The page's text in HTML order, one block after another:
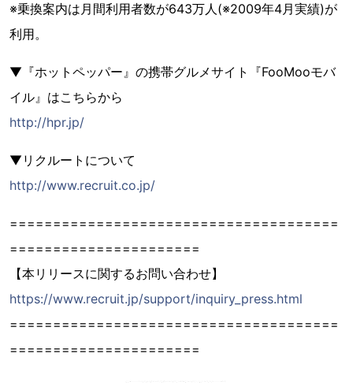
※乗換案内は月間利用者数が643万人(※2009年4月実績)が
利用。
▼『ホットペッパー』の携帯グルメサイト『FooMooモバ
イル』はこちらから
http://hpr.jp/
▼リクルートについて
http://www.recruit.co.jp/
======================================
======================
【本リリースに関するお問い合わせ】
https://www.recruit.jp/support/inquiry_press.html
======================================
======================